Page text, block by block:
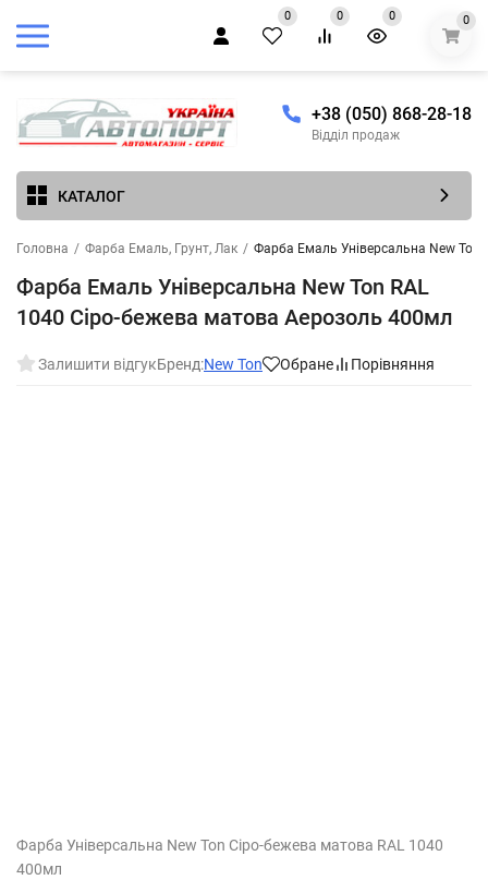
0 0 0 0
+38 (050) 868-28-18
Відділ продаж
КАТАЛОГ
Головна / Фарба Емаль, Грунт, Лак / Фарба Емаль Універсальна New
Фарба Емаль Універсальна New Ton RAL
1040 Сіро-бежева матова Аерозоль 400мл
Залишити відгукБренд:New Ton Обране Порівняння
Фарба Універсальна New Ton Сіро-бежева матова RAL 1040
400мл